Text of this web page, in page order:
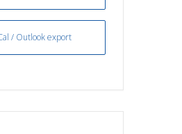
/ Outlook export